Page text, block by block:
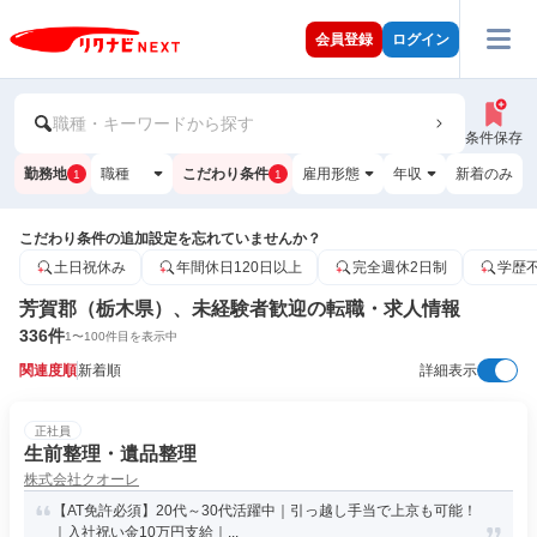
会員登録 ログイン
職種・キーワードから探す
条件保存
勤務地 1 職種 こだわり条件 1 雇用形態 年収 新着のみ
こだわり条件の追加設定を忘れていませんか？
土日祝休み
年間休日120日以上 完全週休2日制 学歴
芳賀郡（栃木県）、未経験者歓迎の転職・求人情報
336件1〜100件目を表示中
関連度順新着順 詳細表示
正社員
生前整理・遺品整理
株式会社クオーレ
【AT免許必須】20代～30代活躍中｜引っ越し手当で上京も可能！
｜入社祝い金10万円支給｜...